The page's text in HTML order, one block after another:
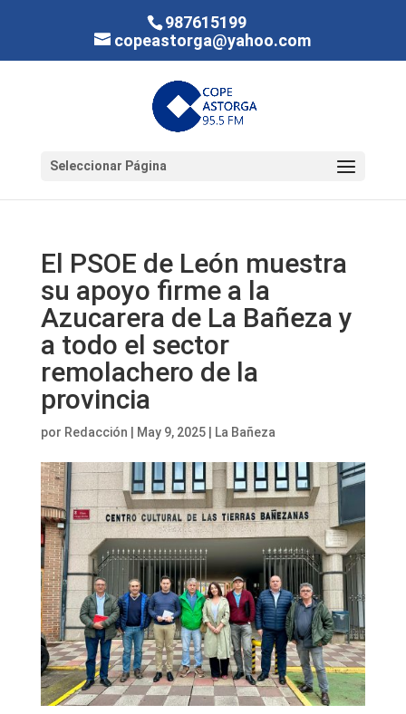
987615199
copeastorga@yahoo.com
Seleccionar Página
El PSOE de León muestra
su apoyo firme a la
Azucarera de La Bañeza y
a todo el sector
remolachero de la
provincia
por Redacción May 9, 2025| La Bañeza